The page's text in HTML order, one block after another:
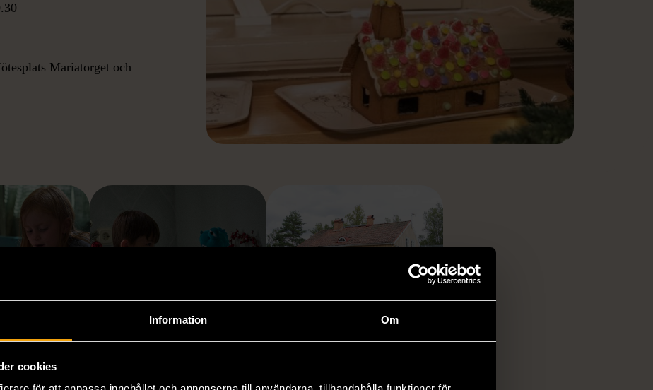
Information Om
cookies
Mariatorget och
ÖVRIGA MÖTESPLATSER